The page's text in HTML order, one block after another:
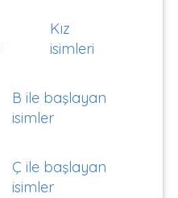
Kız
isimleri
B ile başlayan
isimler
Ç ile başlayan
isimler